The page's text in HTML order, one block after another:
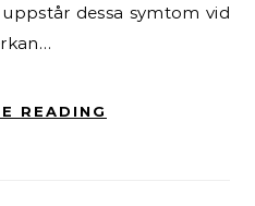
dessa symtom vid
READING